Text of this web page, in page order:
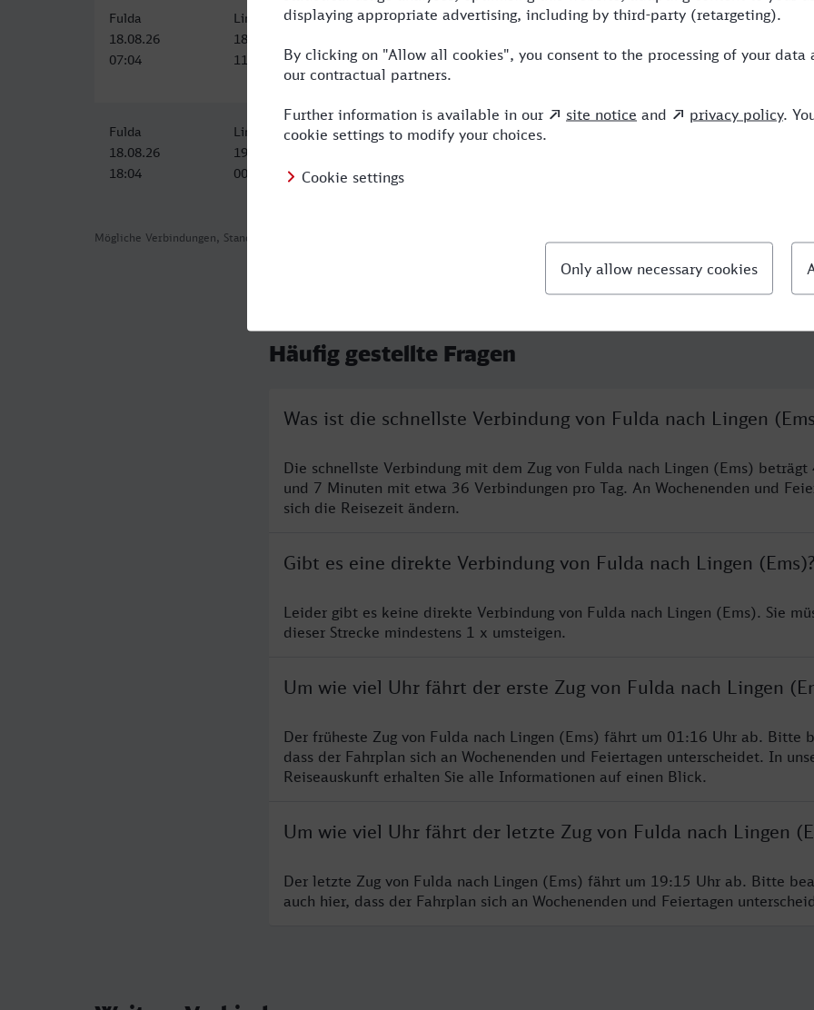
Mögliche Verbindungen, Stand: 2026-08-04 12:17
Fulda
18.08.26
07:04
Lingen (Ems)
18.08.26
11:54
4:50 3 WFB,ICE,NX
Fulda
18.08.26
18:04
Lingen (Ems)
19.08.26
00:16
6:12 2
Häufig gestellte Fragen
Was ist die schnellste Verbindung von Fulda nach Lingen
Die schnellste Verbindung mit dem Zug von Fulda nach Lingen (Ems) beträgt
und 7 Minuten mit etwa 36 Verbindungen pro Tag. An Wochenenden und
sich die Reisezeit ändern.
Gibt es eine direkte Verbindung von Fulda nach Lingen (Ems)?
Leider gibt es keine direkte Verbindung von Fulda nach Lingen (Ems). Sie
dieser Strecke mindestens 1 x umsteigen.
Um wie viel Uhr fährt der erste Zug von Fulda nach Lingen
Der früheste Zug von Fulda nach Lingen (Ems) fährt um 01:16 Uhr ab. Bitte
dass der Fahrplan sich an Wochenenden und Feiertagen unterscheidet. In
Reiseauskunft erhalten Sie alle Informationen auf einen Blick.
Um wie viel Uhr fährt der letzte Zug von Fulda nach Lingen
Der letzte Zug von Fulda nach Lingen (Ems) fährt um 19:15 Uhr ab. Bitte
auch hier, dass der Fahrplan sich an Wochenenden und Feiertagen